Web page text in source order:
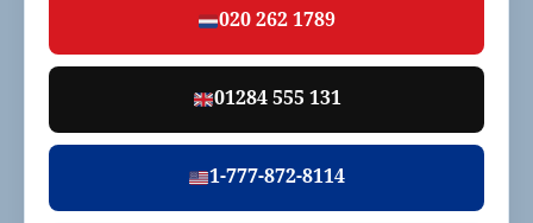
020 262 1789
01284 555 131
1-777-872-8114